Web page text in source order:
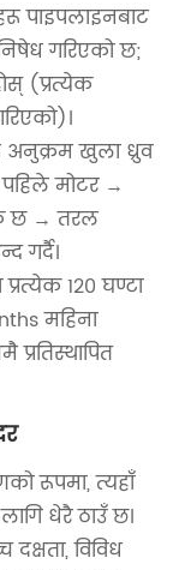
पाइपलाइनबाट
गरिएको छ;
(प्रत्येक
खुला ध्रुव
पहिले मोटर →
छ → तरल
गर्दै।
120 घण्टा
महिना
रूपमा, त्यहाँ
धेरै ठाउँ छ।
विविध